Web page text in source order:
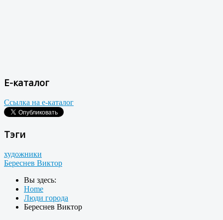
Е-каталог
Ссылка на е-каталог
Тэги
художники
Береснев Виктор
Вы здесь:
Home
Люди города
Береснев Виктор